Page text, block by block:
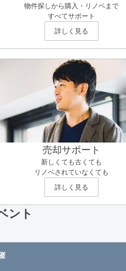
物件探しから購入・リノベまで
すべてサポート
詳しく見る
売却サポート
新しくても古くても
リノベされていなくても
詳しく見る
ント